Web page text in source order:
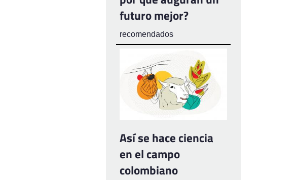
futuro mejor?
recomendados
Así se hace ciencia
en el campo
colombiano